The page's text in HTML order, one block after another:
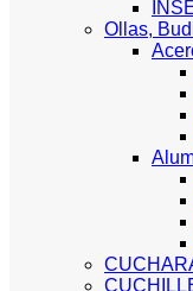
Ollas,